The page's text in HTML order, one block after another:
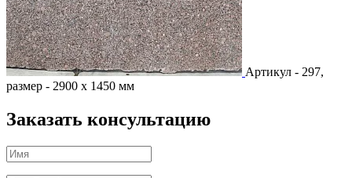
Артикул - 297,
размер - 2900 х 1450 мм
Заказать консультацию